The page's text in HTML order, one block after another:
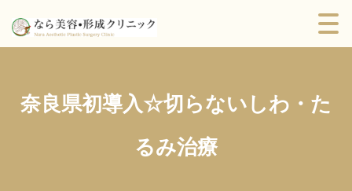
奈良県初導入☆切らないしわ・た
るみ治療